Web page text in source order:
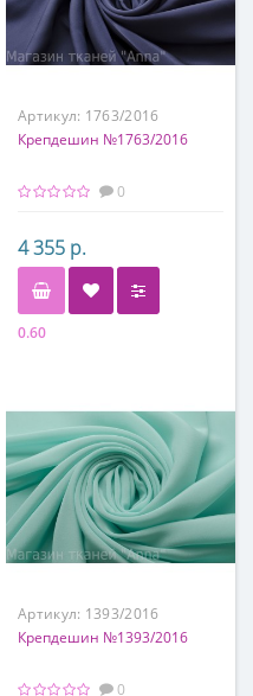
Артикул: 1763/2016
Крепдешин №1763/2016
0
4 355 р.
0.60
Артикул: 1393/2016
Крепдешин №1393/2016
0